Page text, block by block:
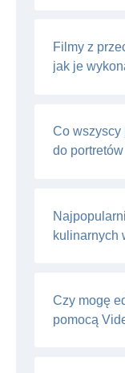
Filmy z
jak je
Co wszyscy
do portretów
kulinarnych
Czy mogę
pomocą